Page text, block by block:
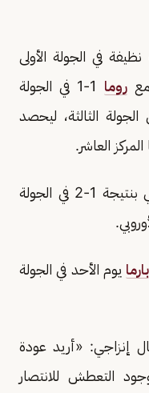
في الجولة الأولى
معروما
1-1 في الجولة
والخسارة من سبال 1-2 في الجولة الثالثة، ليحصد
العاشر.
كما خسر الفريق أمام كلوب الروماني بنتيجة 1-2 في الجولة
بارما يوم الأحد في الجولة
إنزاجي: «أريد عودة
التعطش للانتصار